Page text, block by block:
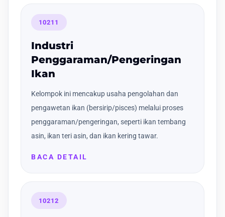
10211
Industri
Penggaraman/Pengeringan
Ikan
Kelompok ini mencakup usaha pengolahan dan
pengawetan ikan (bersirip/pisces) melalui proses
penggaraman/pengeringan, seperti ikan tembang
asin, ikan teri asin, dan ikan kering tawar.
BACA DETAIL
10212